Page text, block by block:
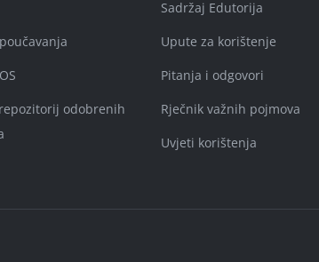
odobrenih
Sadržaj Edutorija
Upute za korištenje
Pitanja i odgovori
Rječnik važnih pojmova
Uvjeti korištenja